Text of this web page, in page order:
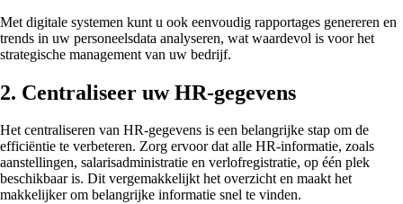
Met digitale systemen kunt u ook eenvoudig rapportages genereren en
trends in uw personeelsdata analyseren, wat waardevol is voor het
strategische management van uw bedrijf.
2. Centraliseer uw HR-gegevens
Het centraliseren van HR-gegevens is een belangrijke stap om de
efficiëntie te verbeteren. Zorg ervoor dat alle HR-informatie, zoals
aanstellingen, salarisadministratie en verlofregistratie, op één plek
beschikbaar is. Dit vergemakkelijkt het overzicht en maakt het
makkelijker om belangrijke informatie snel te vinden.